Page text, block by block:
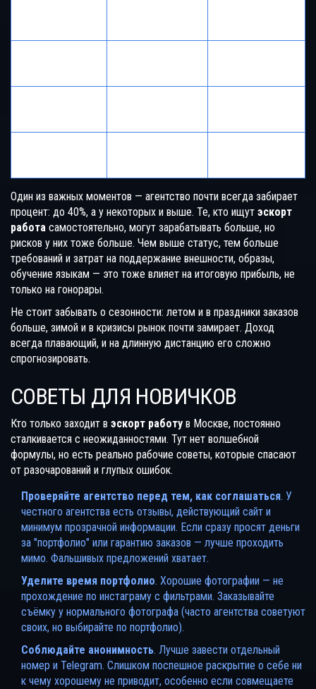
Один из важных моментов — агентство почти всегда забирает
процент: до 40%, а у некоторых и выше. Те, кто ищут эскорт
работа самостоятельно, могут зарабатывать больше, но
рисков у них тоже больше. Чем выше статус, тем больше
требований и затрат на поддержание внешности, образы,
обучение языкам — это тоже влияет на итоговую прибыль, не
только на гонорары.
Не стоит забывать о сезонности: летом и в праздники заказов
больше, зимой и в кризисы рынок почти замирает. Доход
всегда плавающий, и на длинную дистанцию его сложно
спрогнозировать.
СОВЕТЫ ДЛЯ НОВИЧКОВ
Кто только заходит в эскорт работу в Москве, постоянно
сталкивается с неожиданностями. Тут нет волшебной
формулы, но есть реально рабочие советы, которые спасают
от разочарований и глупых ошибок.
Проверяйте агентство перед тем, как соглашаться. У
честного агентства есть отзывы, действующий сайт и
минимум прозрачной информации. Если сразу просят деньги
за "портфолио" или гарантию заказов — лучше проходить
мимо. Фальшивых предложений хватает.
Уделите время портфолио. Хорошие фотографии — не
прохождение по инстаграму с фильтрами. Заказывайте
съёмку у нормального фотографа (часто агентства советуют
своих, но выбирайте по портфолио).
Соблюдайте анонимность. Лучше завести отдельный
номер и Telegram. Слишком поспешное раскрытие о себе ни
к чему хорошему не приводит, особенно если совмещаете